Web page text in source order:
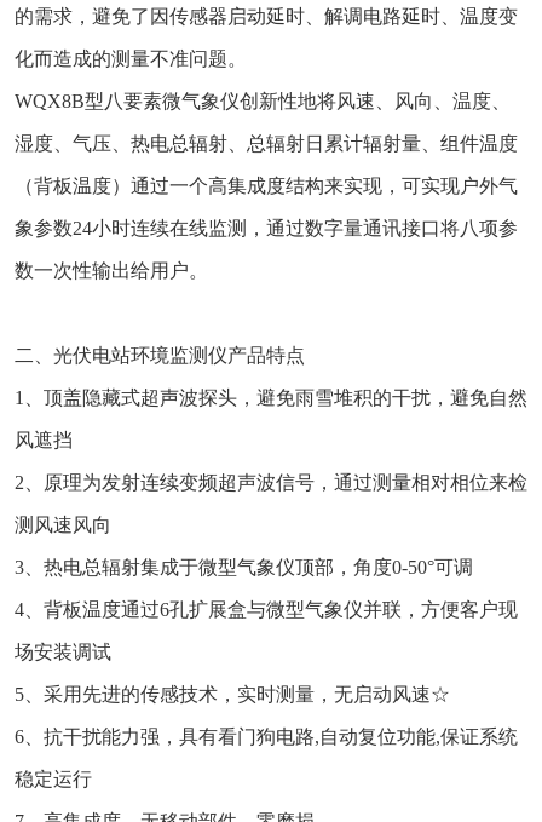
的需求，避免了因传感器启动延时、解调电路延时、温度变
化而造成的测量不准问题。
WQX8B型八要素微气象仪创新性地将风速、风向、温度、
湿度、气压、热电总辐射、总辐射日累计辐射量、组件温度
（背板温度）通过一个高集成度结构来实现，可实现户外气
象参数24小时连续在线监测，通过数字量通讯接口将八项参
数一次性输出给用户。
二、光伏电站环境监测仪产品特点
1、顶盖隐藏式超声波探头，避免雨雪堆积的干扰，避免自然
风遮挡
2、原理为发射连续变频超声波信号，通过测量相对相位来检
测风速风向
3、热电总辐射集成于微型气象仪顶部，角度0-50°可调
4、背板温度通过6孔扩展盒与微型气象仪并联，方便客户现
场安装调试
5、采用先进的传感技术，实时测量，无启动风速☆
6、抗干扰能力强，具有看门狗电路,自动复位功能,保证系统
稳定运行